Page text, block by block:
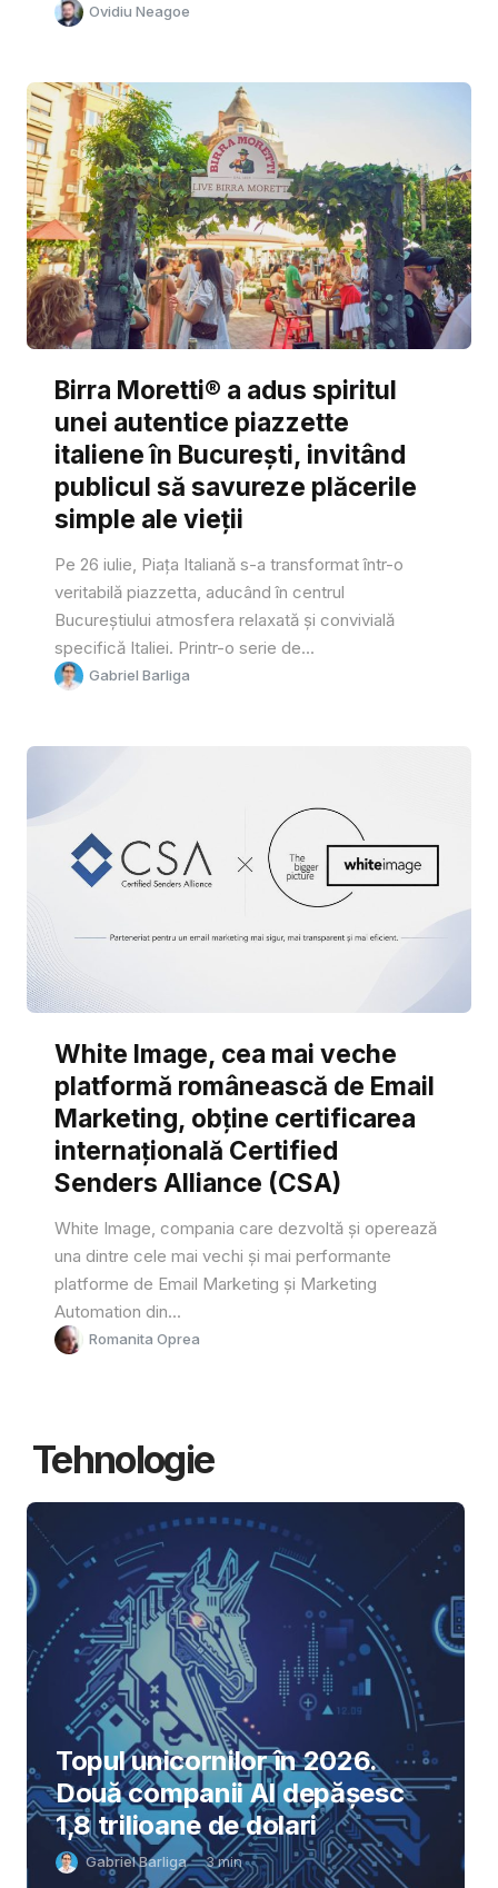
Ovidiu Neagoe
Birra Moretti® a adus spiritul
unei autentice piazzette
italiene în București, invitând
publicul să savureze plăcerile
simple ale vieții
Pe 26 iulie, Piața Italiană s-a transformat într-o
veritabilă piazzetta, aducând în centrul
Bucureștiului atmosfera relaxată și convivială
specifică Italiei. Printr-o serie de...
Gabriel Barliga
White Image, cea mai veche
platformă românească de Email
Marketing, obține certificarea
internațională Certified
Senders Alliance (CSA)
White Image, compania care dezvoltă și operează
una dintre cele mai vechi și mai performante
platforme de Email Marketing și Marketing
Automation din...
Romanita Oprea
Tehnologie
Topul unicornilor în 2026.
Două companii AI depășesc
1,8 trilioane de dolari
Gabriel Barliga 3min